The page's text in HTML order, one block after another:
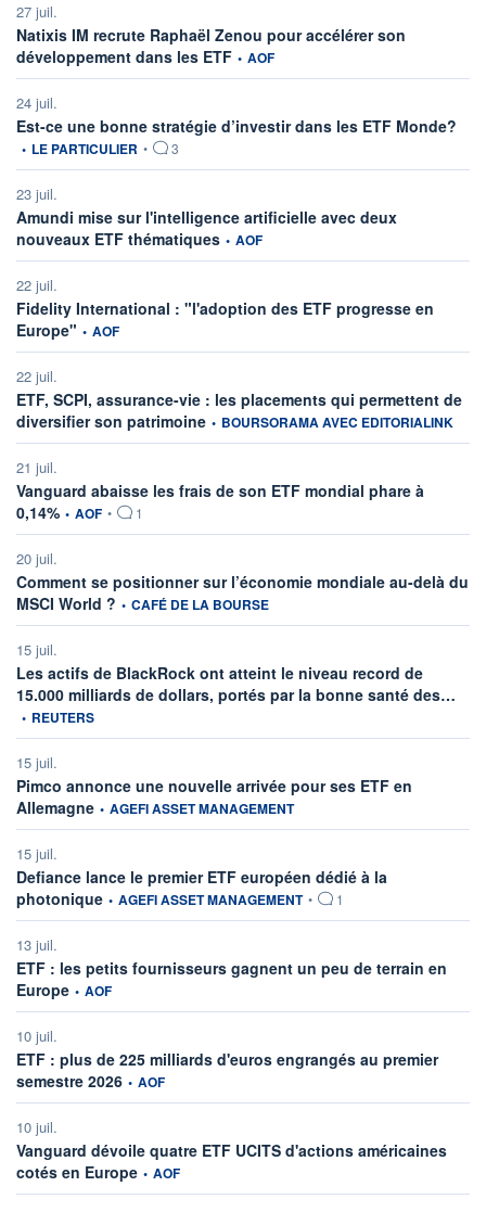
27 juil.
Natixis IM recrute Raphaël Zenou pour accélérer son
développement dans les ETFinformation fournie par
• AOF
24 juil.
Est-ce une bonne stratégie d’investir dans les ETF Monde?
• LE PARTICULIER • 3
23 juil.
Amundi mise sur l'intelligence artificielle avec deux
nouveaux ETF thématiques information fournie par
• AOF
22 juil.
Fidelity International : "l'adoption des ETF progresse en
Europe" information fournie par
• AOF
22 juil.
ETF, SCPI, assurance-vie : les placements qui permettent de
diversifier son patrimoine information fournie par
• BOURSORAMA AVEC EDITORIALINK
21 juil.
Vanguard abaisse les frais de son ETF mondial phare à
0,14% information fournie par
• AOF • 1
20 juil.
Comment se positionner sur l’économie mondiale au-delà du
MSCI World ? information fournie par
• CAFÉ DE LA BOURSE
15 juil.
Les actifs de BlackRock ont atteint le niveau record de
15.000 milliards de dollars, portés par la bonne santé des…
• REUTERS
15 juil.
Pimco annonce une nouvelle arrivée pour ses ETF en
Allemagne information fournie par
• AGEFI ASSET MANAGEMENT
15 juil.
Defiance lance le premier ETF européen dédié à la
photonique information fournie par
• AGEFI ASSET MANAGEMENT • 1
13 juil.
ETF : les petits fournisseurs gagnent un peu de terrain en
Europe information fournie par
• AOF
10 juil.
ETF : plus de 225 milliards d'euros engrangés au premier
semestre 2026 information fournie par
• AOF
10 juil.
Vanguard dévoile quatre ETF UCITS d'actions américaines
cotés en Europe information fournie par
• AOF